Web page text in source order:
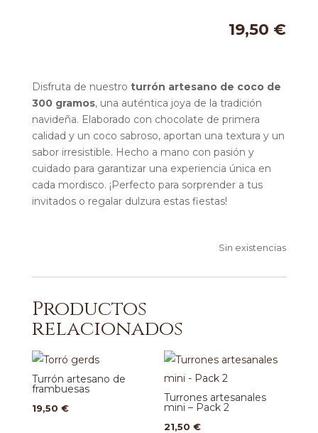
19,50 €
Disfruta de nuestro turrón artesano de coco de
300 gramos, una auténtica joya de la tradición
navideña. Elaborado con chocolate de primera
calidad y un coco sabroso, aportan una textura y un
sabor irresistible. Hecho a mano con pasión y
cuidado para garantizar una experiencia única en
cada mordisco. ¡Perfecto para sorprender a tus
invitados o regalar dulzura estas fiestas!
Sin existencias
Productos
relacionados
Turrón artesano de
frambuesas
19,50 €
Turrones artesanales
mini – Pack 2
21,50€